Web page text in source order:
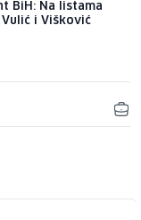
BiH: Na listama
i Višković